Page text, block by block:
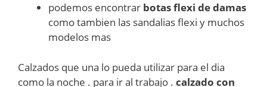
podemos encontrar botas flexi de damas
como tambien las sandalias flexi y muchos
modelos mas
Calzados que una lo pueda utilizar para el dia
como la noche . para ir al trabajo . calzado con